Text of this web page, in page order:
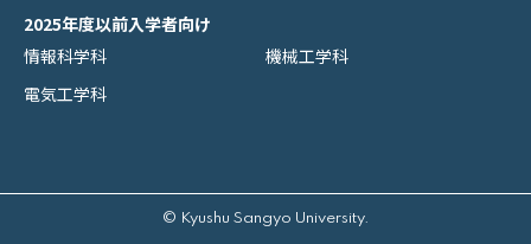
2025年度以前入学者向け
情報科学科
機械工学科
電気工学科
© Kyushu Sangyo University.